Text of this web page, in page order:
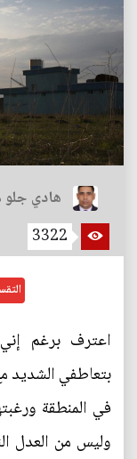
هادي
3322
اعترف برغم
بتعاطفي الشديد
في المنطقة
وليس من العدل